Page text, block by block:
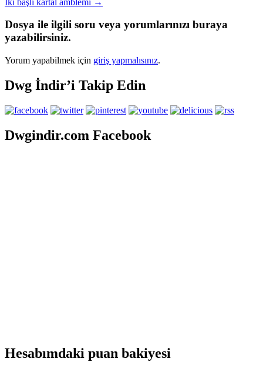
Dosya ile ilgili soru veya yorumlarınızı buraya
yazabilirsiniz.
Yorum yapabilmek için giriş yapmalısınız.
Dwg İndir’i Takip Edin
Dwgindir.com Facebook
Hesabımdaki puan bakiyesi